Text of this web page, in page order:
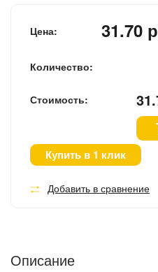
Цена: 31.70
Количество:
Стоимость:
Купить в 1 клик
Добавить в сравнение
Описание